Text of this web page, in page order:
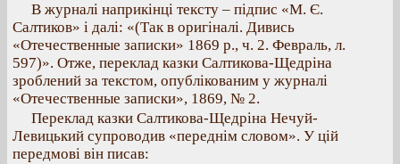
В журналі наприкінці тексту – підпис «М. Є.
Салтиков» і далі: «(Так в оригіналі. Дивись
«Отечественные записки» 1869 р., ч. 2. Февраль, л.
597)». Отже, переклад казки Салтикова-Щедріна
зроблений за текстом, опублікованим у журналі
«Отечественные записки», 1869, № 2.
Переклад казки Салтикова-Щедріна Нечуй-
Левицький супроводив «переднім словом». У цій
передмові він писав: